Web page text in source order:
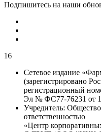
Подпишитесь на наши
16
Сетевое издание
(зарегистрировано
регистрационный
Эл № ФС77-76231 от
Учредитель:
ответственностью
«Центр